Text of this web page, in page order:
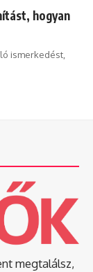
hogyan
ismerkedést,
megtalálsz,